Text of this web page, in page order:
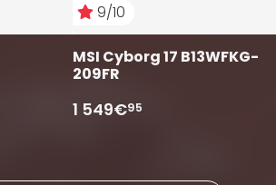
9/10
MSI Cyborg 17 B13WFKG-
209FR
1 549€95